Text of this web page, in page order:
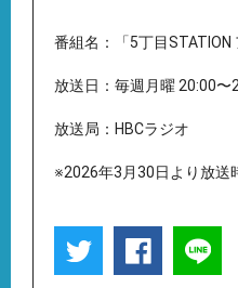
番組名：「5丁目STATION
放送日：毎週月曜 20:00〜
放送局：HBCラジオ
※2026年3月30日より放送